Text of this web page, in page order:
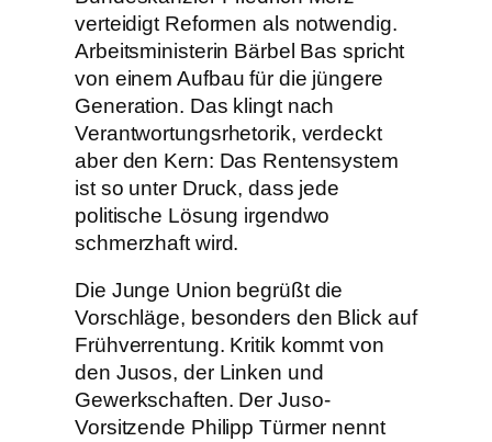
verteidigt Reformen als notwendig.
Arbeitsministerin Bärbel Bas spricht
von einem Aufbau für die jüngere
Generation. Das klingt nach
Verantwortungsrhetorik, verdeckt
aber den Kern: Das Rentensystem
ist so unter Druck, dass jede
politische Lösung irgendwo
schmerzhaft wird.
Die Junge Union begrüßt die
Vorschläge, besonders den Blick auf
Frühverrentung. Kritik kommt von
den Jusos, der Linken und
Gewerkschaften. Der Juso-
Vorsitzende Philipp Türmer nennt